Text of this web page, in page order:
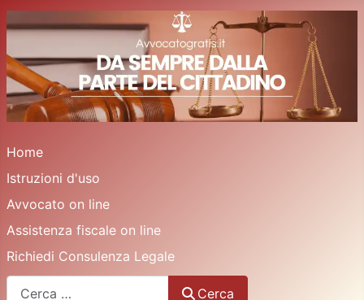
Home
Istruzioni d'uso
Avvocato on line
Assistenza fiscale on line
Richiedi Consulenza Legale
Cerca